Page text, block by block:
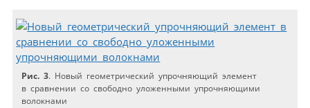
Рис. 3. Новый геометрический упрочняющий элемент
в сравнении со свободно уложенными упрочняющими
волокнами